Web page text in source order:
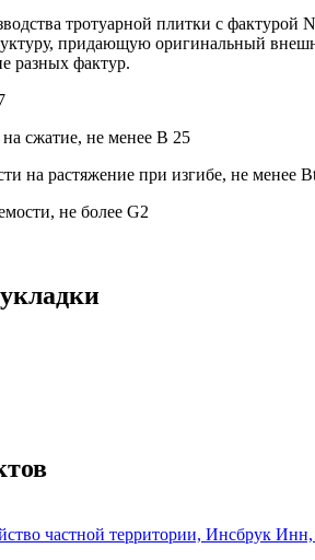
тротуарной плитки с фактурой
придающую оригинальный
разных фактур.
сжатие, не менее В 25
на растяжение при изгибе, не менее
не более G2
частной территории, Инсбрук